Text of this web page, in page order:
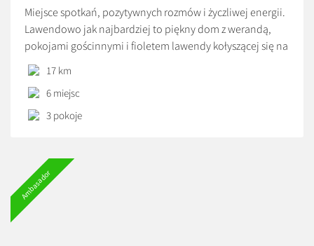
Miejsce spotkań, pozytywnych rozmów i życzliwej energii.
Lawendowo jak najbardziej to piękny dom z werandą,
pokojami gościnnymi i fioletem lawendy kołyszącej się na
wietrze. Spokojnie odpoczniesz po dniu pełnym wrażeń.
Wszystkie informacje na lawendowojaknajbardziej.pl
Cennik w okresie zimy: Pakiety dla rodzin: 2+1 – 400 zł/ 1
doba (przy co najmniej dwóch noclegach) śniadanie
17 km
6 miejsc
3 pokoje
Ambasador